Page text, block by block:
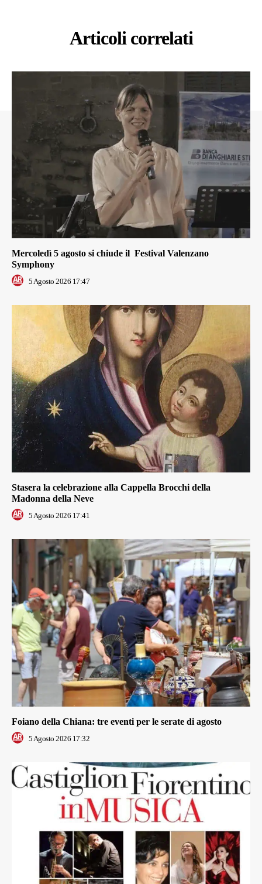
Articoli correlati
Mercoledì 5 agosto si chiude il Festival Valenzano
Symphony
5 Agosto 2026 17:47
Stasera la celebrazione alla Cappella Brocchi della
Madonna della Neve
5 Agosto 2026 17:41
Foiano della Chiana: tre eventi per le serate di agosto
5 Agosto 2026 17:32